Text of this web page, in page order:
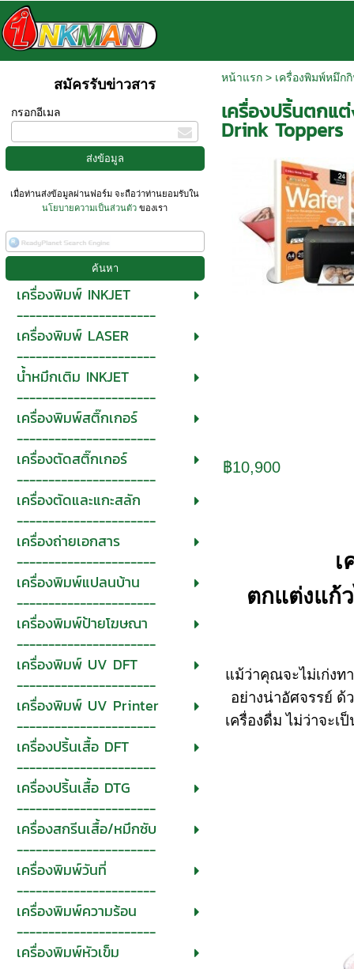
สมัครรับข่าวสาร
กรอกอีเมล
เมื่อท่านส่งข้อมูลผ่านฟอร์ม จะถือว่าท่านยอมรับใน
นโยบายความเป็นส่วนตัวของเรา
เครื่องพิมพ์ INKJET
----------------------
เครื่องพิมพ์ LASER
----------------------
น้ำหมึกเติม INKJET
----------------------
เครื่องพิมพ์สติ๊กเกอร์
----------------------
เครื่องตัดสติ๊กเกอร์
----------------------
เครื่องตัดและแกะสลัก
----------------------
เครื่องถ่ายเอกสาร
----------------------
เครื่องพิมพ์แปลนบ้าน
----------------------
เครื่องพิมพ์ป้ายโฆษณา
----------------------
เครื่องพิมพ์ UV DFT
----------------------
เครื่องพิมพ์ UV Printer
----------------------
เครื่องปริ้นเสื้อ DFT
----------------------
เครื่องปริ้นเสื้อ DTG
----------------------
เครื่องสกรีนเสื้อ/หมึกซับ
----------------------
เครื่องพิมพ์วันที่
----------------------
เครื่องพิมพ์ความร้อน
----------------------
เครื่องพิมพ์หัวเข็ม
หน้าแรก> เครื่องพิมพ์หมึก
เครื่องปริ้นตกแ
Drink Toppers
฿10,900
ตกแต่งแก้
แม้ว่าคุณจะไม่เก่งท
อย่างน่าอัศจรรย์ ด้
เครื่องดื่ม ไม่ว่าจะเ